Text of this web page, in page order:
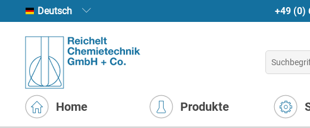
Deutsch +49 (0)
Home Produkte